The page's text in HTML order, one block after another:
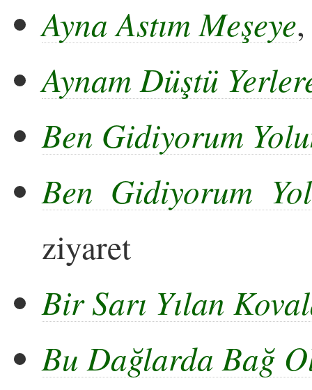
Ayna Astım Meşeye
Aynam Düştü
Ben Gidiyorum
Ben Gidiyorum
ziyaret
Bir Sarı Yılan
Bu Dağlarda Bağ